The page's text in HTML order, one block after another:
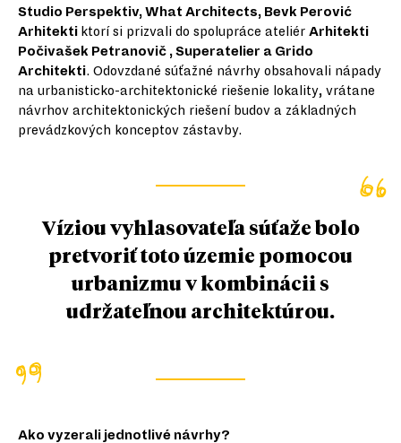
Studio Perspektiv, What Architects, Bevk Perović
Arhitekti ktorí si prizvali do spolupráce ateliér Arhitekti
Počivašek Petranovič , Superatelier a Grido
Architekti. Odovzdané súťažné návrhy obsahovali nápady
na urbanisticko-architektonické riešenie lokality, vrátane
návrhov architektonických riešení budov a základných
prevádzkových konceptov zástavby.
Víziou vyhlasovateľa súťaže bolo
pretvoriť toto územie pomocou
urbanizmu v kombinácii s
udržateľnou architektúrou.
Ako vyzerali jednotlivé návrhy?